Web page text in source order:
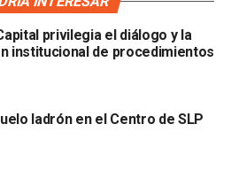
en el lugar,
de desnutrición y
los oficiales procedieron con el
Integral de Bienestar
médica.
ejemplares presentaron
su salud
privilegia el diálogo y la
institucional de procedimientos
ladrón en el Centro de SLP